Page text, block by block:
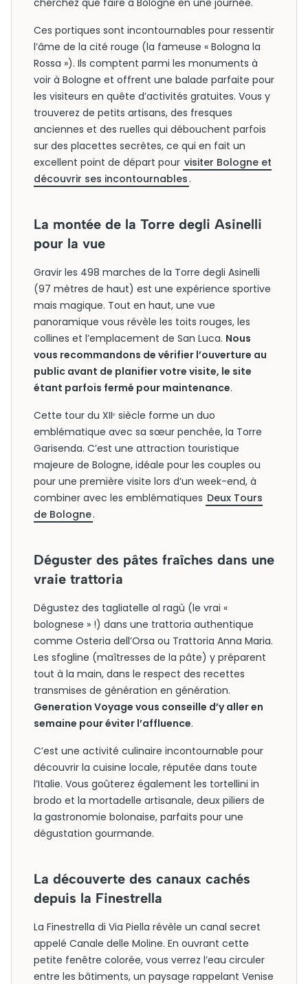
cherchez que faire à Bologne en une journée.
Ces portiques sont incontournables pour ressentir
l’âme de la cité rouge (la fameuse « Bologna la
Rossa »). Ils comptent parmi les monuments à
voir à Bologne et offrent une balade parfaite pour
les visiteurs en quête d’activités gratuites. Vous y
trouverez de petits artisans, des fresques
anciennes et des ruelles qui débouchent parfois
sur des placettes secrètes, ce qui en fait un
excellent point de départ pour visiter Bologne et
découvrir ses incontournables .
La montée de la Torre degli Asinelli
pour la vue
Gravir les 498 marches de la Torre degli Asinelli
(97 mètres de haut) est une expérience sportive
mais magique. Tout en haut, une vue
panoramique vous révèle les toits rouges, les
collines et l’emplacement de San Luca. Nous
vous recommandons de vérifier l’ouverture au
public avant de planifier votre visite, le site
étant parfois fermé pour maintenance.
Cette tour du XIIᵉ siècle forme un duo
emblématique avec sa sœur penchée, la Torre
Garisenda. C’est une attraction touristique
majeure de Bologne, idéale pour les couples ou
pour une première visite lors d’un week-end, à
combiner avec les emblématiques Deux Tours
de Bologne.
Déguster des pâtes fraîches dans une
vraie trattoria
Dégustez des tagliatelle al ragù (le vrai «
bolognese » !) dans une trattoria authentique
comme Osteria dell’Orsa ou Trattoria Anna Maria.
Les sfogline (maîtresses de la pâte) y préparent
tout à la main, dans le respect des recettes
transmises de génération en génération.
Generation Voyage vous conseille d’y aller en
semaine pour éviter l’affluence.
C’est une activité culinaire incontournable pour
découvrir la cuisine locale, réputée dans toute
l’Italie. Vous goûterez également les tortellini in
brodo et la mortadelle artisanale, deux piliers de
la gastronomie bolonaise, parfaits pour une
dégustation gourmande.
La découverte des canaux cachés
depuis la Finestrella
La Finestrella di Via Piella révèle un canal secret
appelé Canale delle Moline. En ouvrant cette
petite fenêtre colorée, vous verrez l’eau circuler
entre les bâtiments, un paysage rappelant Venise